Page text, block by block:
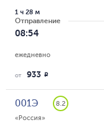
Отправление
08:54
1 ч 28 м
ежедневно
от 933 R
001Э
8.2
«Россия»